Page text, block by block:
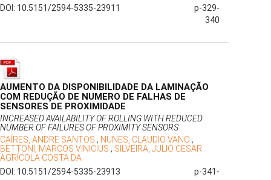
DOI: 10.5151/2594-5335-23911
p-329-
340
AUMENTO DA DISPONIBILIDADE DA LAMINAÇÃO
COM REDUÇÃO DE NUMERO DE FALHAS DE
SENSORES DE PROXIMIDADE
INCREASED AVAILABILITY OF ROLLING WITH REDUCED
NUMBER OF FAILURES OF PROXIMITY SENSORS
CAÍRES, ANDRE SANTOS ; NUNES, CLAUDIO VANO ;
BETTONI, MARCOS VINICIUS ; SILVEIRA, JULIO CESAR
AGRÍCOLA COSTA DA
DOI: 10.5151/2594-5335-23913
p-341-